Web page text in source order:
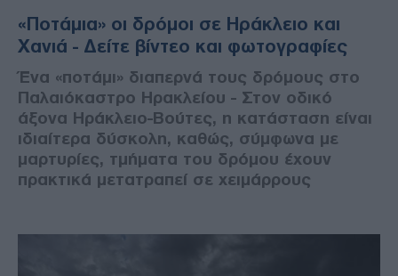
«Ποτάμια» οι δρόμοι σε Ηράκλειο και
Χανιά - Δείτε βίντεο και φωτογραφίες
Ένα «ποτάμι» διαπερνά τους δρόμους στο
Παλαιόκαστρο Ηρακλείου - Στον οδικό
άξονα Ηράκλειο-Βούτες, η κατάσταση είναι
ιδιαίτερα δύσκολη, καθώς, σύμφωνα με
μαρτυρίες, τμήματα του δρόμου έχουν
πρακτικά μετατραπεί σε χειμάρρους